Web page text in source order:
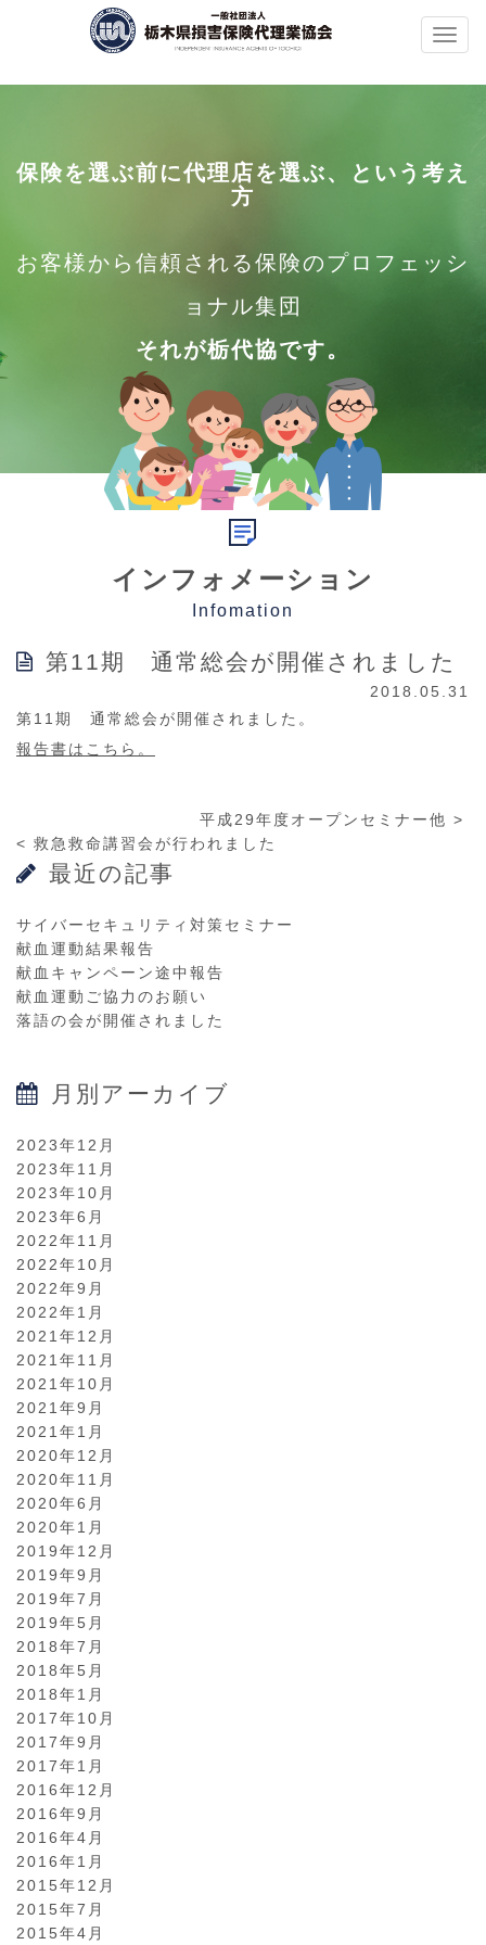
保険を選ぶ前に代理店を選ぶ、という考え
方
お客様から信頼される保険のプロフェッシ
ョナル集団
それが栃代協です。
インフォメーション
Infomation
第11期 通常総会が開催されました
2018.05.31
第11期 通常総会が開催されました。
報告書はこちら。
平成29年度オープンセミナー他 >
< 救急救命講習会が行われました
最近の記事
サイバーセキュリティ対策セミナー
献血運動結果報告
献血キャンペーン途中報告
献血運動ご協力のお願い
落語の会が開催されました
月別アーカイブ
2023年12月
2023年11月
2023年10月
2023年6月
2022年11月
2022年10月
2022年9月
2022年1月
2021年12月
2021年11月
2021年10月
2021年9月
2021年1月
2020年12月
2020年11月
2020年6月
2020年1月
2019年12月
2019年9月
2019年7月
2019年5月
2018年7月
2018年5月
2018年1月
2017年10月
2017年9月
2017年1月
2016年12月
2016年9月
2016年4月
2016年1月
2015年12月
2015年7月
2015年4月